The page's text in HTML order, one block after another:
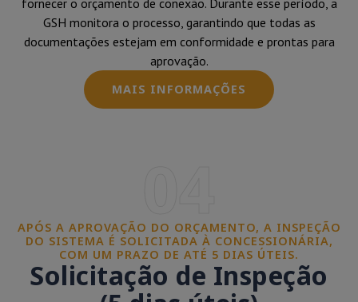
fornecer o orçamento de conexão. Durante esse período, a
GSH monitora o processo, garantindo que todas as
documentações estejam em conformidade e prontas para
aprovação.
MAIS INFORMAÇÕES
APÓS A APROVAÇÃO DO ORÇAMENTO, A INSPEÇÃO
DO SISTEMA É SOLICITADA À CONCESSIONÁRIA,
COM UM PRAZO DE ATÉ 5 DIAS ÚTEIS.
Solicitação de Inspeção